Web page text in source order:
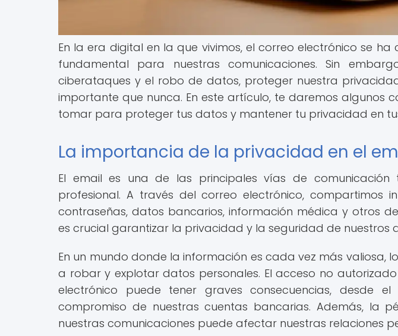
En la era digital en la que vivimos, el correo electrónico se
fundamental para nuestras comunicaciones. Sin
ciberataques y el robo de datos, proteger nuestra
importante que nunca. En este artículo, te daremos algunos
tomar para proteger tus datos y mantener tu privacidad en
La importancia de la privacidad en el
El email es una de las principales vías de
profesional. A través del correo electrónico, compartimos
contraseñas, datos bancarios, información médica y otros
es crucial garantizar la privacidad y la seguridad de nuestros
En un mundo donde la información es cada vez más valiosa,
a robar y explotar datos personales. El acceso no
electrónico puede tener graves consecuencias, desde
compromiso de nuestras cuentas bancarias. Además, la
nuestras comunicaciones puede afectar nuestras relaciones